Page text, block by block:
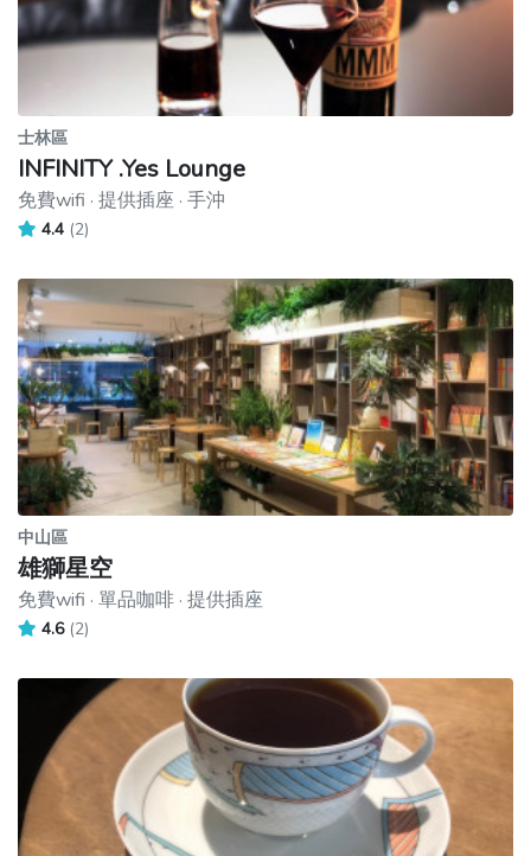
士林區
INFINITY .Yes Lounge
免費wifi · 提供插座 · 手沖
4.4 (2)
中山區
雄獅星空
免費wifi · 單品咖啡 · 提供插座
4.6 (2)